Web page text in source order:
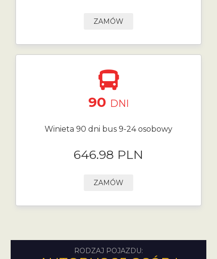
ZAMÓW
90 DNI
Winieta 90 dni bus 9-24 osobowy
646.98 PLN
ZAMÓW
RODZAJ POJAZDU: